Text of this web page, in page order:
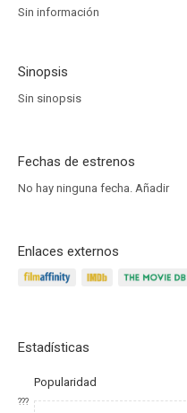
Sin información
Sinopsis
Sin sinopsis
Fechas de estrenos
No hay ninguna fecha. Añadir
Enlaces externos
Estadísticas
Popularidad
???